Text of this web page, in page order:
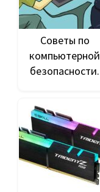
Советы по
компьютерной
безопасности.